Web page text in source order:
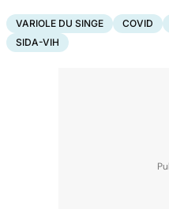
VARIOLE DU SINGE
COVID
SIDA-VIH